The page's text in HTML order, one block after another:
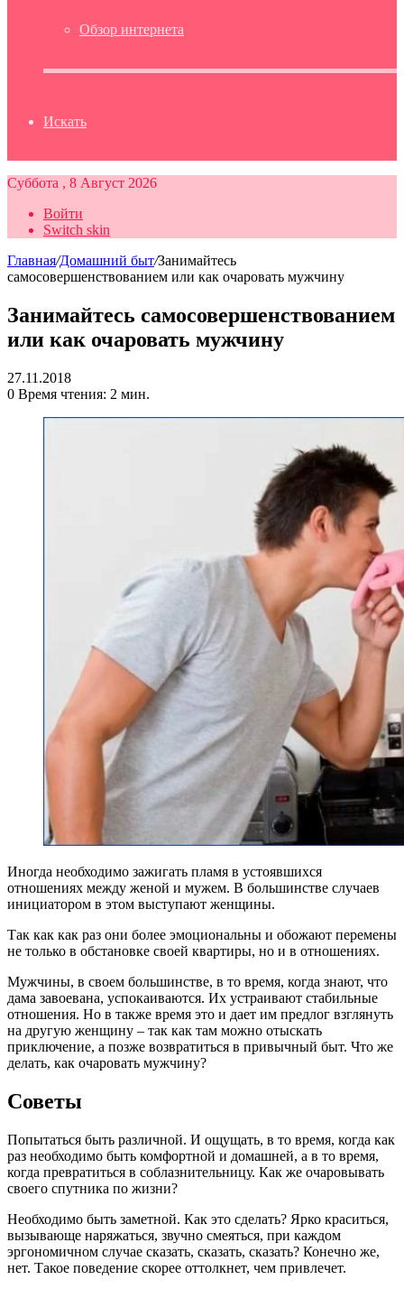
Обзор интернета
Искать
Суббота , 8 Август 2026
Войти
Switch skin
Главная/Домашний быт/Занимайтесь
самосовершенствованием или как очаровать мужчину
Занимайтесь самосовершенствованием
или как очаровать мужчину
27.11.2018
0 Время чтения: 2 мин.
Иногда необходимо зажигать пламя в устоявшихся
отношениях между женой и мужем. В большинстве случаев
инициатором в этом выступают женщины.
Так как как раз они более эмоциональны и обожают перемены
не только в обстановке своей квартиры, но и в отношениях.
Мужчины, в своем большинстве, в то время, когда знают, что
дама завоевана, успокаиваются. Их устраивают стабильные
отношения. Но в также время это и дает им предлог взглянуть
на другую женщину – так как там можно отыскать
приключение, а позже возвратиться в привычный быт. Что же
делать, как очаровать мужчину?
Советы
Попытаться быть различной. И ощущать, в то время, когда как
раз необходимо быть комфортной и домашней, а в то время,
когда превратиться в соблазнительницу. Как же очаровывать
своего спутника по жизни?
Необходимо быть заметной. Как это сделать? Ярко краситься,
вызывающе наряжаться, звучно смеяться, при каждом
эргономичном случае сказать, сказать, сказать? Конечно же,
нет. Такое поведение скорее оттолкнет, чем привлечет.